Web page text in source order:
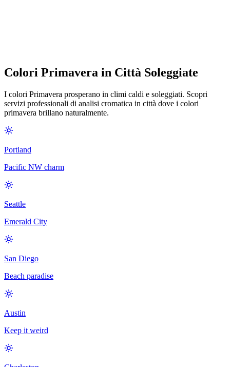
Colori Primavera in Città Soleggiate
I colori Primavera prosperano in climi caldi e soleggiati. Scopri
servizi professionali di analisi cromatica in città dove i colori
primavera brillano naturalmente.
Portland
Pacific NW charm
Seattle
Emerald City
San Diego
Beach paradise
Austin
Keep it weird